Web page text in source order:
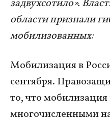
задвухсотило».
области признали
мобилизованных:
Мобилизация в
сентября.
то, что
многочисленными